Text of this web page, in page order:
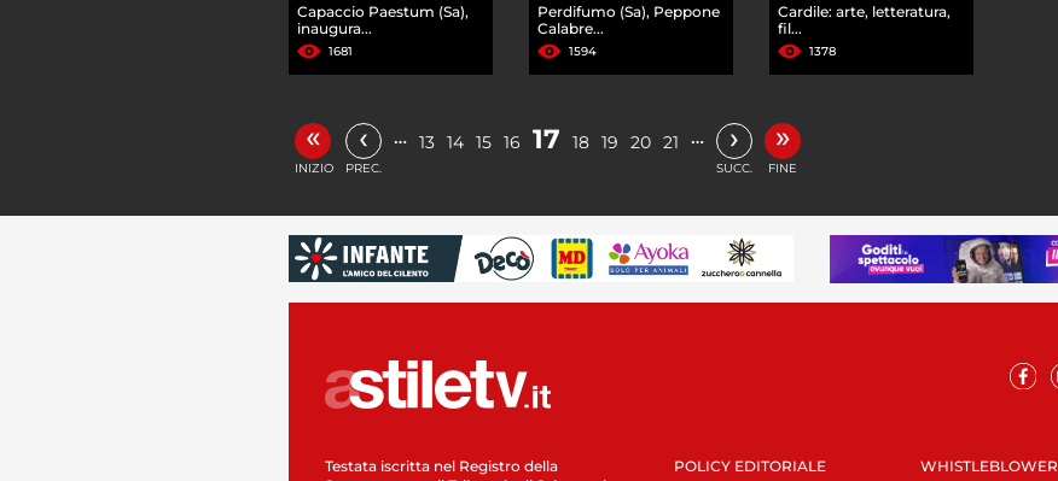
Capaccio Paestum (Sa),
inaugura...
1681
Perdifumo (Sa), Peppone
Calabre...
1594
Cardile: arte, letteratura,
fil...
1378
«
INIZIO
‹
PREC.
… 13 14 15 16 17 18 19 20 21 … ›
SUCC.
»
FINE
Testata iscritta nel Registro della
POLICY EDITORIALE WHISTLEBLOWER